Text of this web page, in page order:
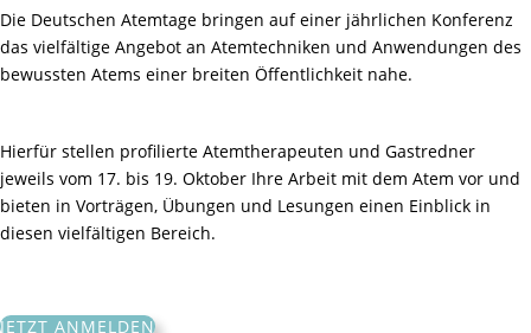
Die Deutschen Atemtage bringen auf einer jährlichen Konferenz
das vielfältige Angebot an Atemtechniken und Anwendungen des
bewussten Atems einer breiten Öffentlichkeit nahe.
Hierfür stellen profilierte Atemtherapeuten und Gastredner
jeweils vom 17. bis 19. Oktober Ihre Arbeit mit dem Atem vor und
bieten in Vorträgen, Übungen und Lesungen einen Einblick in
diesen vielfältigen Bereich.
JETZT ANMELDEN